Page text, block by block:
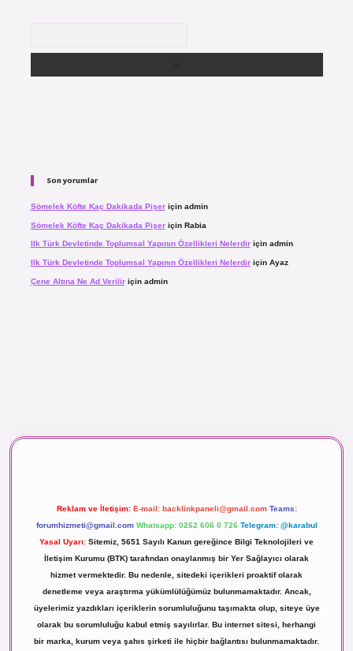
Son yorumlar
Sömelek Köfte Kaç Dakikada Pişeriçin admin
Sömelek Köfte Kaç Dakikada Pişeriçin Rabia
Ilk Türk Devletinde Toplumsal Yapının Özellikleri Nelerdiriçin admin
Ilk Türk Devletinde Toplumsal Yapının Özellikleri Nelerdiriçin Ayaz
Çene Altına Ne Ad Veriliriçin admin
Reklam ve İletişim: E-mail: backlinkpaneli@gmail.com Teams:
forumhizmeti@gmail.com Whatsapp: 0262 606 0 726 Telegram: @karabul
Yasal Uyarı: Sitemiz, 5651 Sayılı Kanun gereğince Bilgi Teknolojileri ve
İletişim Kurumu (BTK) tarafından onaylanmış bir Yer Sağlayıcı olarak
hizmet vermektedir. Bu nedenle, sitedeki içerikleri proaktif olarak
denetleme veya araştırma yükümlülüğümüz bulunmamaktadır. Ancak,
üyelerimiz yazdıkları içeriklerin sorumluluğunu taşımakta olup, siteye üye
olarak bu sorumluluğu kabul etmiş sayılırlar. Bu internet sitesi, herhangi
bir marka, kurum veya şahıs şirketi ile hiçbir bağlantısı bulunmamaktadır.